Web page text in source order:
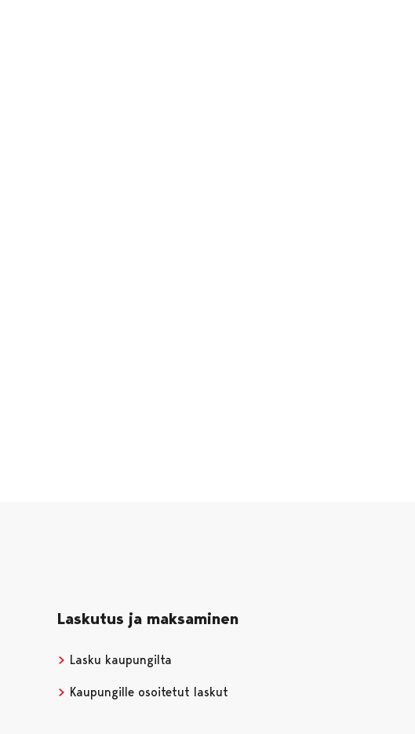
Laskutus ja maksaminen
Lasku kaupungilta
Kaupungille osoitetut laskut